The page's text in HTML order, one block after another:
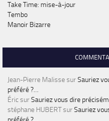
Take Time: mise-à-jour
Tembo
Manoir Bizarre
Jean-Pierre MalissesurSauriez
préféré ?…
ÉricsurSauriez vous dire
stéphane HUBERTsurSauriez